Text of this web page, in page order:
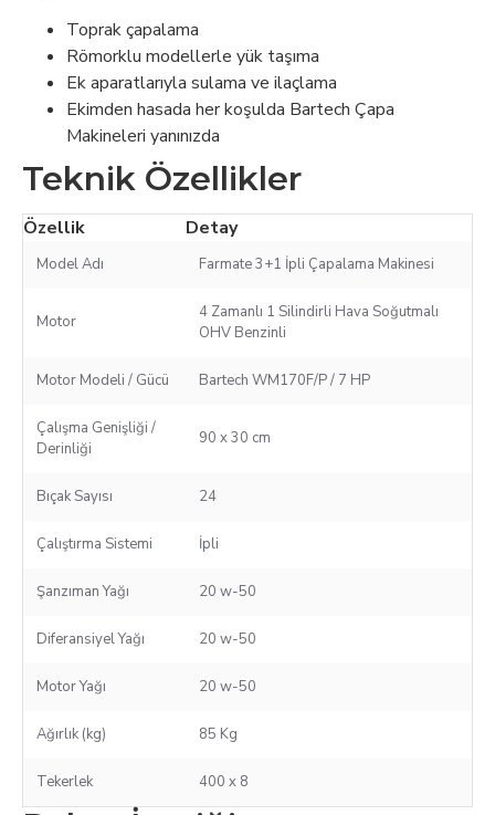
Toprak çapalama
Römorklu modellerle yük taşıma
Ek aparatlarıyla sulama ve ilaçlama
Ekimden hasada her koşulda Bartech Çapa
Makineleri yanınızda
Teknik Özellikler
Özellik Detay
Model Adı Farmate 3+1 İpli Çapalama Makinesi
Motor
4 Zamanlı 1 Silindirli Hava Soğutmalı
OHV Benzinli
Motor Modeli / Gücü Bartech WM170F/P / 7 HP
Çalışma Genişliği /
Derinliği
90 x 30 cm
Bıçak Sayısı 24
Çalıştırma Sistemi İpli
Şanzıman Yağı 20 w-50
Diferansiyel Yağı 20 w-50
Motor Yağı 20 w-50
Ağırlık (kg) 85 Kg
Tekerlek 400 x 8